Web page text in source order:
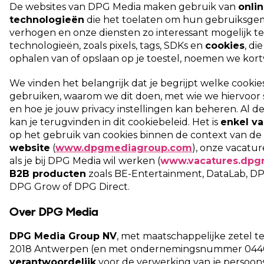
De websites van DPG Media maken gebruik van
technologieën die het toelaten om hun
verhogen en onze diensten zo interessant mogelijk te
technologieën, zoals pixels, tags, SDKs en cookies,
ophalen van of opslaan op je toestel, noemen we
We vinden het belangrijk dat je begrijpt welke
gebruiken, waarom we dit doen, met wie we
en hoe je jouw privacy instellingen kan beheren. Al
kan je terugvinden in dit cookiebeleid. Het is enkel
op het gebruik van cookies binnen de context van de
website (www.dpgmediagroup.com), onze
als je bij DPG Media wil werken (
B2B producten zoals BE-Entertainment, DataLab,
DPG Grow of DPG Direct.
Over DPG Media
DPG Media Group NV, met maatschappelijke zetel
2018 Antwerpen (en met ondernemingsnummer